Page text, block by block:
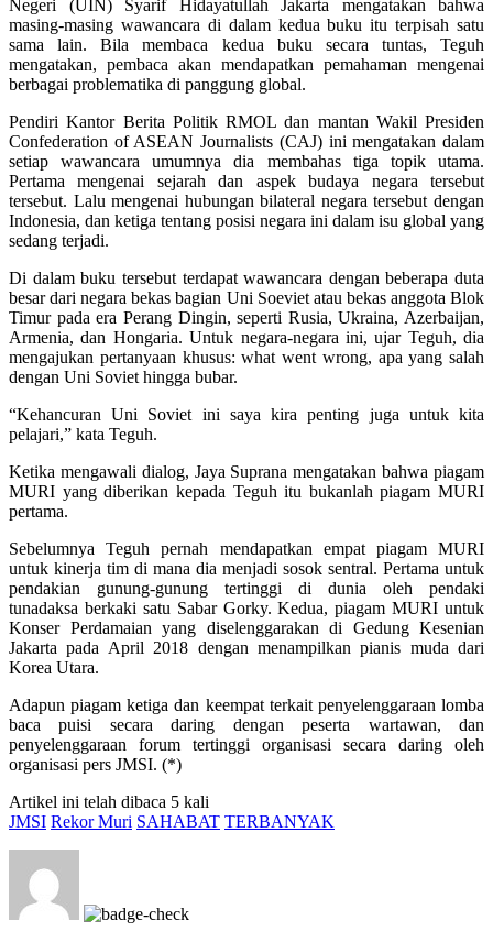
Negeri (UIN) Syarif Hidayatullah Jakarta mengatakan bahwa
masing-masing wawancara di dalam kedua buku itu terpisah satu
sama lain. Bila membaca kedua buku secara tuntas, Teguh
mengatakan, pembaca akan mendapatkan pemahaman mengenai
berbagai problematika di panggung global.
Pendiri Kantor Berita Politik RMOL dan mantan Wakil Presiden
Confederation of ASEAN Journalists (CAJ) ini mengatakan dalam
setiap wawancara umumnya dia membahas tiga topik utama.
Pertama mengenai sejarah dan aspek budaya negara tersebut
tersebut. Lalu mengenai hubungan bilateral negara tersebut dengan
Indonesia, dan ketiga tentang posisi negara ini dalam isu global yang
sedang terjadi.
Di dalam buku tersebut terdapat wawancara dengan beberapa duta
besar dari negara bekas bagian Uni Soeviet atau bekas anggota Blok
Timur pada era Perang Dingin, seperti Rusia, Ukraina, Azerbaijan,
Armenia, dan Hongaria. Untuk negara-negara ini, ujar Teguh, dia
mengajukan pertanyaan khusus: what went wrong, apa yang salah
dengan Uni Soviet hingga bubar.
“Kehancuran Uni Soviet ini saya kira penting juga untuk kita
pelajari,” kata Teguh.
Ketika mengawali dialog, Jaya Suprana mengatakan bahwa piagam
MURI yang diberikan kepada Teguh itu bukanlah piagam MURI
pertama.
Sebelumnya Teguh pernah mendapatkan empat piagam MURI
untuk kinerja tim di mana dia menjadi sosok sentral. Pertama untuk
pendakian gunung-gunung tertinggi di dunia oleh pendaki
tunadaksa berkaki satu Sabar Gorky. Kedua, piagam MURI untuk
Konser Perdamaian yang diselenggarakan di Gedung Kesenian
Jakarta pada April 2018 dengan menampilkan pianis muda dari
Korea Utara.
Adapun piagam ketiga dan keempat terkait penyelenggaraan lomba
baca puisi secara daring dengan peserta wartawan, dan
penyelenggaraan forum tertinggi organisasi secara daring oleh
organisasi pers JMSI. (*)
Artikel ini telah dibaca 5 kali
JMSI Rekor Muri SAHABAT TERBANYAK